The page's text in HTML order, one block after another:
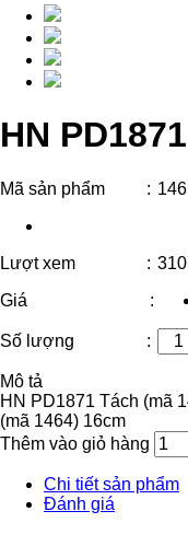
HN
Mã sản phẩm :
Lượt xem :
Giá
:
Số lượng :
Mô tả
HN PD1871 Tách (mã
(mã 1464) 16cm
Thêm vào giỏ hàng
Chi tiết sản phẩm
Đánh giá